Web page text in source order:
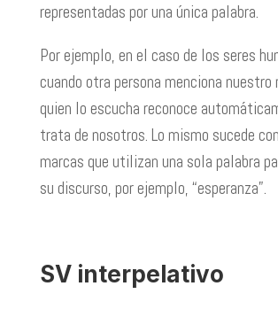
representadas por una única palabra.
Por ejemplo, en el caso de los seres
cuando otra persona menciona nuestro
quien lo escucha reconoce
trata de nosotros. Lo mismo sucede
marcas que utilizan una sola palabra
su discurso, por ejemplo, “esperanza”.
SV interpelativo